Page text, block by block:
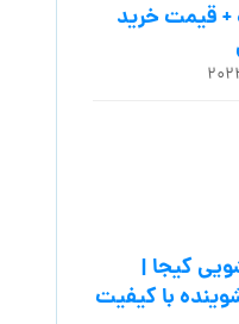
+ قیمت خرید
کیجا |
با کیفیت